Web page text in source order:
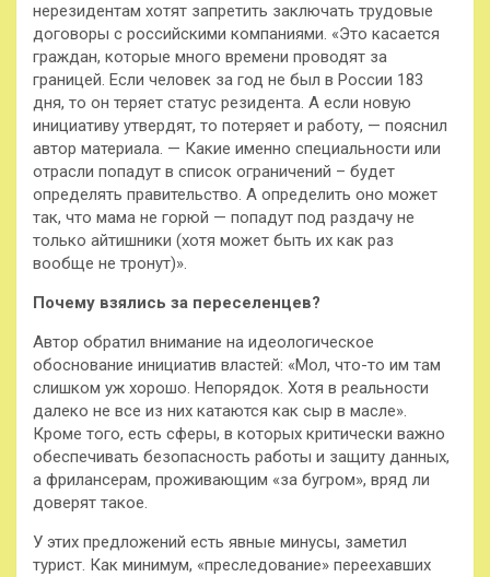
нерезидентам хотят запретить заключать трудовые
договоры с российскими компаниями. «Это касается
граждан, которые много времени проводят за
границей. Если человек за год не был в России 183
дня, то он теряет статус резидента. А если новую
инициативу утвердят, то потеряет и работу, — пояснил
автор материала. — Какие именно специальности или
отрасли попадут в список ограничений – будет
определять правительство. А определить оно может
так, что мама не горюй — попадут под раздачу не
только айтишники (хотя может быть их как раз
вообще не тронут)».
Почему взялись за переселенцев?
Автор обратил внимание на идеологическое
обоснование инициатив властей: «Мол, что-то им там
слишком уж хорошо. Непорядок. Хотя в реальности
далеко не все из них катаются как сыр в масле».
Кроме того, есть сферы, в которых критически важно
обеспечивать безопасность работы и защиту данных,
а фрилансерам, проживающим «за бугром», вряд ли
доверят такое.
У этих предложений есть явные минусы, заметил
турист. Как минимум, «преследование» переехавших